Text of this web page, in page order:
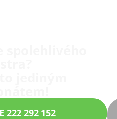
222 292 152